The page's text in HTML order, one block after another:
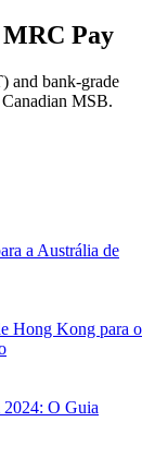
Pay
and bank-grade
MSB.
a Austrália de
Hong Kong para o
O Guia